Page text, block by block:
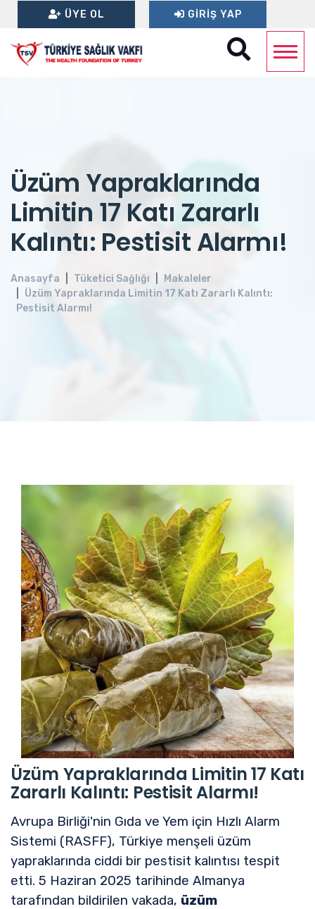
ÜYE OL GIRIŞ YAP
Üzüm Yapraklarında
Limitin 17 Katı Zararlı
Kalıntı: Pestisit Alarmı!
Anasayfa Tüketici Sağlığı
Makaleler
Üzüm Yapraklarında Limitin 17 Katı Zararlı Kalıntı:
Pestisit Alarmı!
Üzüm Yapraklarında Limitin 17 Katı
Zararlı Kalıntı: Pestisit Alarmı!
Avrupa Birliği'nin Gıda ve Yem için Hızlı Alarm
Sistemi (RASFF), Türkiye menşeli üzüm
yapraklarında ciddi bir pestisit kalıntısı tespit
etti. 5 Haziran 2025 tarihinde Almanya
tarafından bildirilen vakada, üzüm